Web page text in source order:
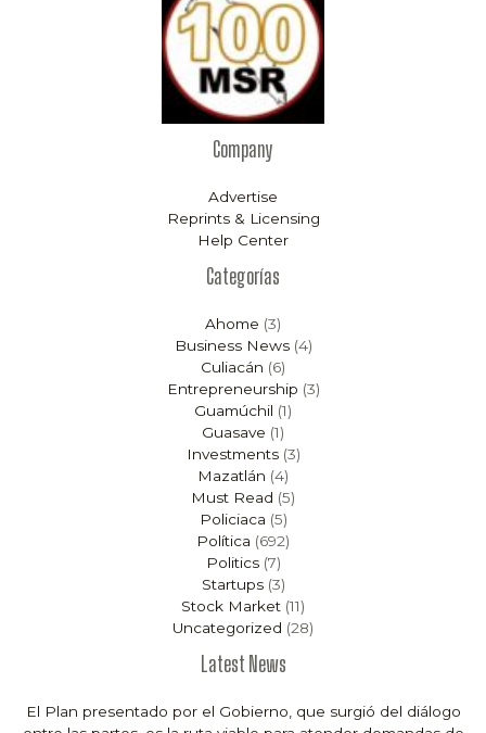
Company
Advertise
Reprints & Licensing
Help Center
Categorías
Ahome (3)
Business News(4)
Culiacán (6)
Entrepreneurship (3)
Guamúchil (1)
Guasave (1)
Investments(3)
Mazatlán (4)
Must Read (5)
Policiaca (5)
Política (692)
Politics(7)
Startups(3)
Stock Market (11)
Uncategorized (28)
Latest News
El Plan presentado por el Gobierno, que surgió del diálogo